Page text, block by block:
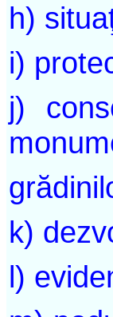
h)
i)
j)
k)
l)